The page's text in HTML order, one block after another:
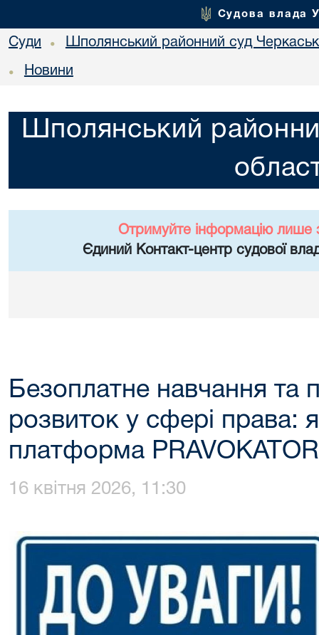
Судова влада
Суди • Шполянський районний суд
• Новини
Шполянський
Отримуйте інформацію лише
Єдиний Контакт-центр судової
Безоплатне навчання та
розвиток у сфері права:
платформа PRAVOKATOR
16 квітня 2026, 11:30